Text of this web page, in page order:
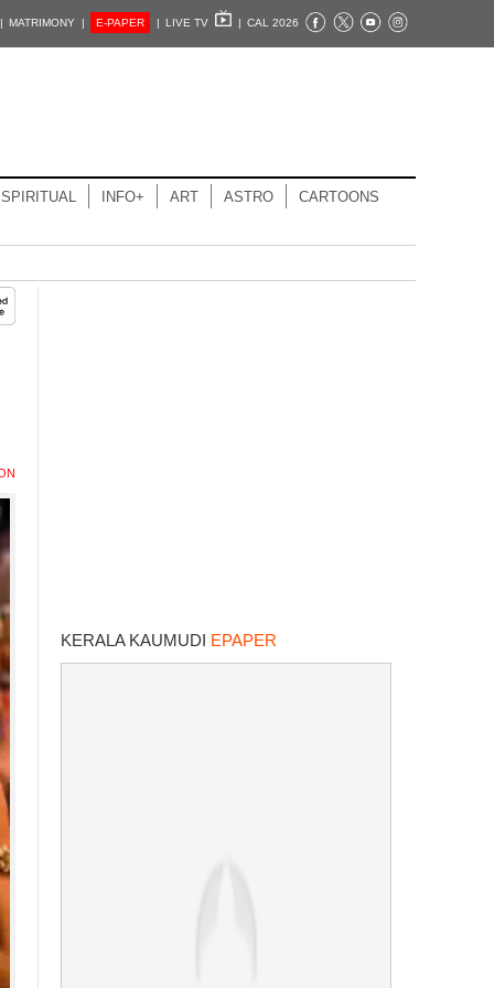
| MATRIMONY | E-PAPER | LIVE TV | CAL 2026
SPIRITUAL INFO+ ART ASTRO CARTOONS
KERALA KAUMUDI EPAPER